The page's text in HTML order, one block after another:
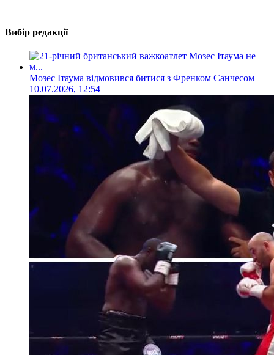
Вибір редакції
Мозес Ітаума відмовився битися з Френком Санчесом
10.07.2026, 12:54